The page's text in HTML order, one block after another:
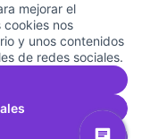
mejorar el
cookies nos
y unos contenidos
de redes sociales.